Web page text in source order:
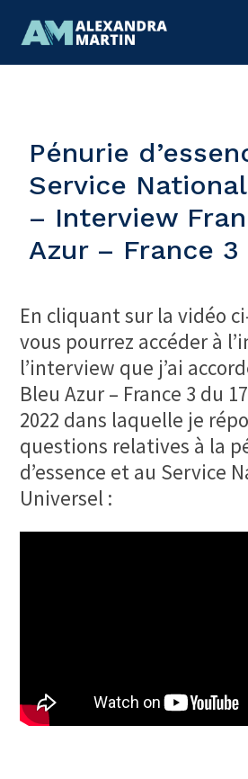
Pénurie
Service
– Interview
Azur – France 3
En cliquant sur la vidéo
vous pourrez accéder à
l’interview que j’ai
Bleu Azur – France 3 du
2022 dans laquelle je
questions relatives à la
d’essence et au Service
Universel :